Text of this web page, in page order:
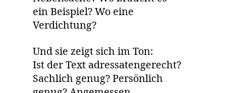
ein Beispiel? Wo eine
Verdichtung?
Und sie zeigt sich im Ton:
Ist der Text adressatengerecht?
Sachlich genug? Persönlich